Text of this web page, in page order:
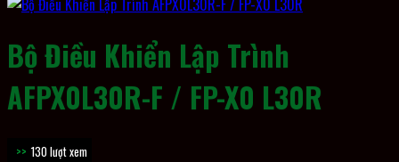
Bộ Điều Khiển Lập Trình
AFPX0L30R-F / FP-X0 L30R
130 lượt xem